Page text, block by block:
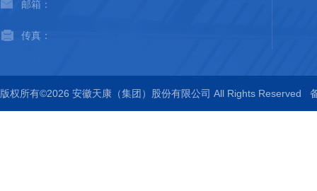
邮箱：
传真：
版权所有©2026 安徽天康（集团）股份有限公司 All Rights Reserved